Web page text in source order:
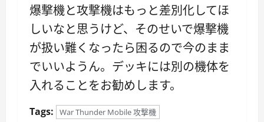
爆撃機と攻撃機はもっと差別化してほ
しいなと思うけど、そのせいで爆撃機
が扱い難くなったら困るので今のまま
でいいようん。デッキには別の機体を
入れることをお勧めします。
Tags: War Thunder Mobile 攻撃機